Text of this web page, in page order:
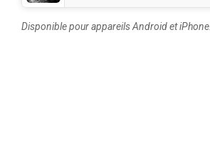
Disponible pour appareils Android et iPhone.